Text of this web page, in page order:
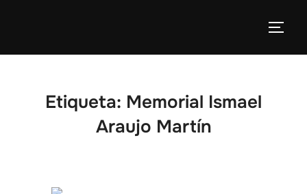
Etiqueta: Memorial Ismael
Araujo Martín